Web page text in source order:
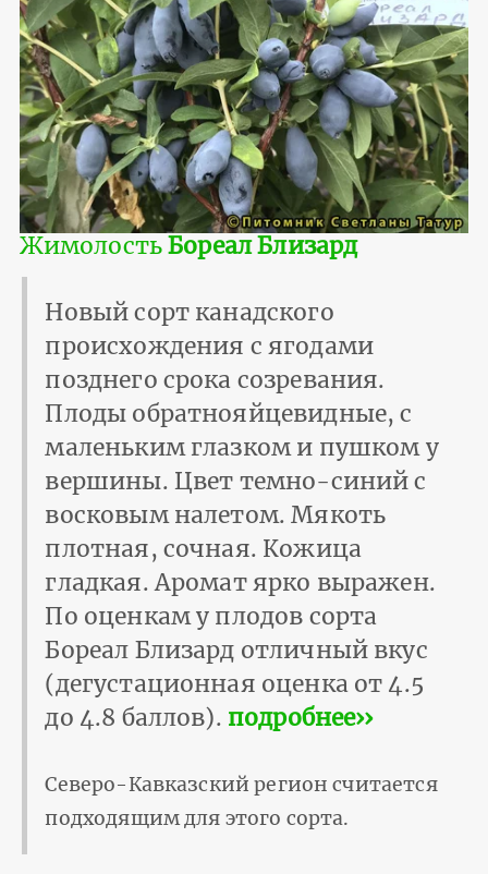
ЖимолостьБореал Близард
Новый сорт канадского
происхождения с ягодами
позднего срока созревания.
Плоды обратнояйцевидные, с
маленьким глазком и пушком у
вершины. Цвет темно-синий с
восковым налетом. Мякоть
плотная, сочная. Кожица
гладкая. Аромат ярко выражен.
По оценкам у плодов сорта
Бореал Близард отличный вкус
(дегустационная оценка от 4.5
до 4.8 баллов). подробнее››
Северо-Кавказский регион считается
подходящим для этого сорта.